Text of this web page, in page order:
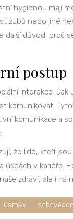
hygienou mají
zubů nebo jiné
další důvod, proč
postup
interakce.
komunikovat.
komunikace a
že lidé, kteří
v kariéře.
zdraví, ale i na
úsměv